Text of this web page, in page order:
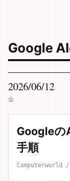
Google
2026/06/12
金
Googleの
手順
Computerworld